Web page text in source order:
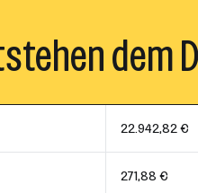
dem
22.942,82 €
271,88 €